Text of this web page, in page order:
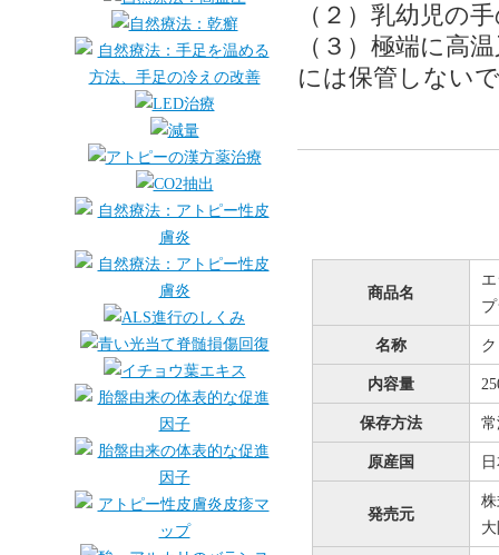
（２）乳幼児の
（３）極端に高
には保管しない
商品名
名称
内容量
保存方法
原産国
発売元